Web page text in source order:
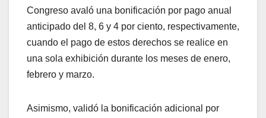
Congreso avaló una bonificación por pago anual
anticipado del 8, 6 y 4 por ciento, respectivamente,
cuando el pago de estos derechos se realice en
una sola exhibición durante los meses de enero,
febrero y marzo.
Asimismo, validó la bonificación adicional por